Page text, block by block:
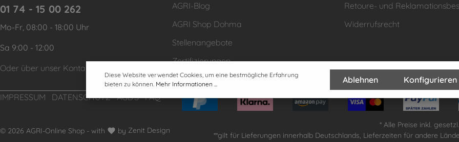
01 74 - 15 00 262
Mo-Fr, 08:00 - 18:00 Uhr
Sa 9:00 - 12:00
Oder über unser Kontaktformular
AGRI-Blog
AGRI Shop Dohma
Stellenangebote
Zertifizierungen
Retoure- und
Widerrufsrecht
IMPRESSUM DATENSCHUTZ AGB'S FAQ
© 2026 AGRI-Online Shop - with by Zenit Design
* Alle Preise inkl.
**gilt für Lieferungen innerhalb Deutschlands, Lieferzeiten für andere
Diese Website verwendet Cookies, um eine bestmögliche Erfahrung
bieten zu können. Mehr Informationen ... Ablehnen Konfigurieren